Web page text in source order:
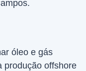
óleo e gás
produção offshore